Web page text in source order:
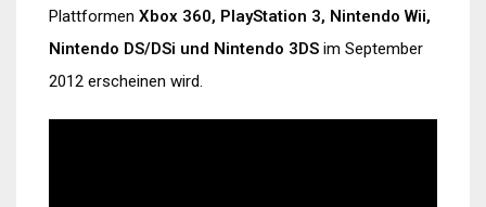
Plattformen Xbox 360, PlayStation 3, Nintendo Wii,
Nintendo DS/DSi und Nintendo 3DS im September
2012 erscheinen wird.